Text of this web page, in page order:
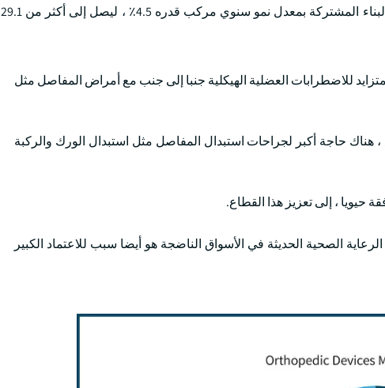
المفاصل ، وغيرها من المنتجات. من المتوقع أن يتوسع قطاع أجهزة إعادة البناء المشتركة بمعدل نمو سنوي مركب قدره 4.5٪ ، ليصل إلى أكثر من 29.1
للاضطرابات العضلية الهيكلية جنبا إلى جنب مع أمراض المفاصل مثل
هناك حاجة أكبر لجراحات استبدال المفاصل مثل استبدال الورك والركبة
حيويا ، إلى تعزيز هذا القطاع.
الصحية الحديثة في الأسواق الناضجة هو أيضا سبب للاعتماد الكبير